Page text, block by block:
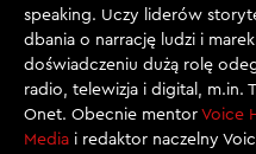
speaking. Uczy liderów
dbania o narrację ludzi i
doświadczeniu dużą rolę
radio, telewizja i digital, m.in.
Onet. Obecnie mentor Voice
Media i redaktor naczelny